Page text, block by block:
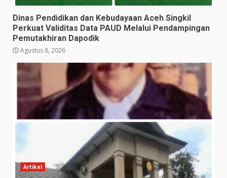
Dinas Pendidikan dan Kebudayaan Aceh Singkil
Perkuat Validitas Data PAUD Melalui Pendampingan
Pemutakhiran Dapodik
Agustus 8, 2026
Artikel